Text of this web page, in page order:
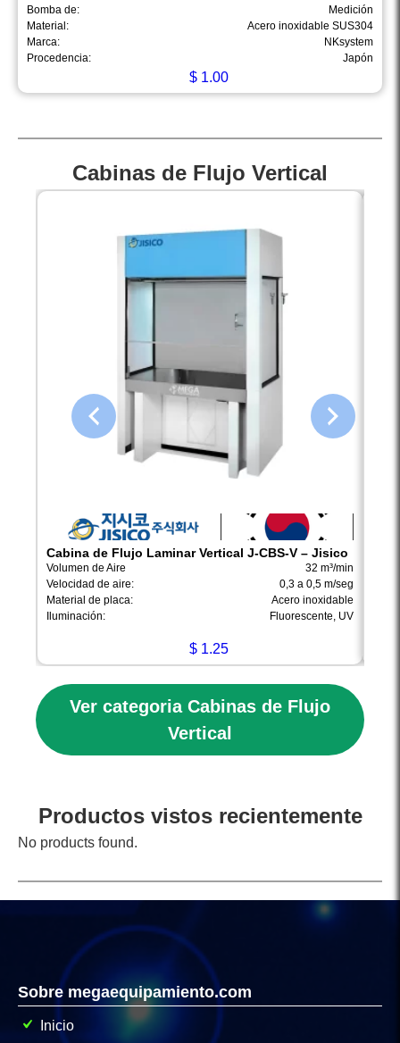
Bomba de:
Medición
Material:
Acero inoxidable SUS304
Marca:
NKsystem
Procedencia:
Japón
$ 1.00
Cabinas de Flujo Vertical
Cabina de Flujo Laminar Vertical J-CBS-V – Jisico
Volumen de Aire
32 m³/min
Velocidad de aire:
0,3 a 0,5 m/seg
Material de placa:
Acero inoxidable
Iluminación:
Fluorescente, UV
$ 1.25
Ver categoria Cabinas de Flujo
Vertical
Productos vistos recientemente
No products found.
Sobre megaequipamiento.com
Inicio